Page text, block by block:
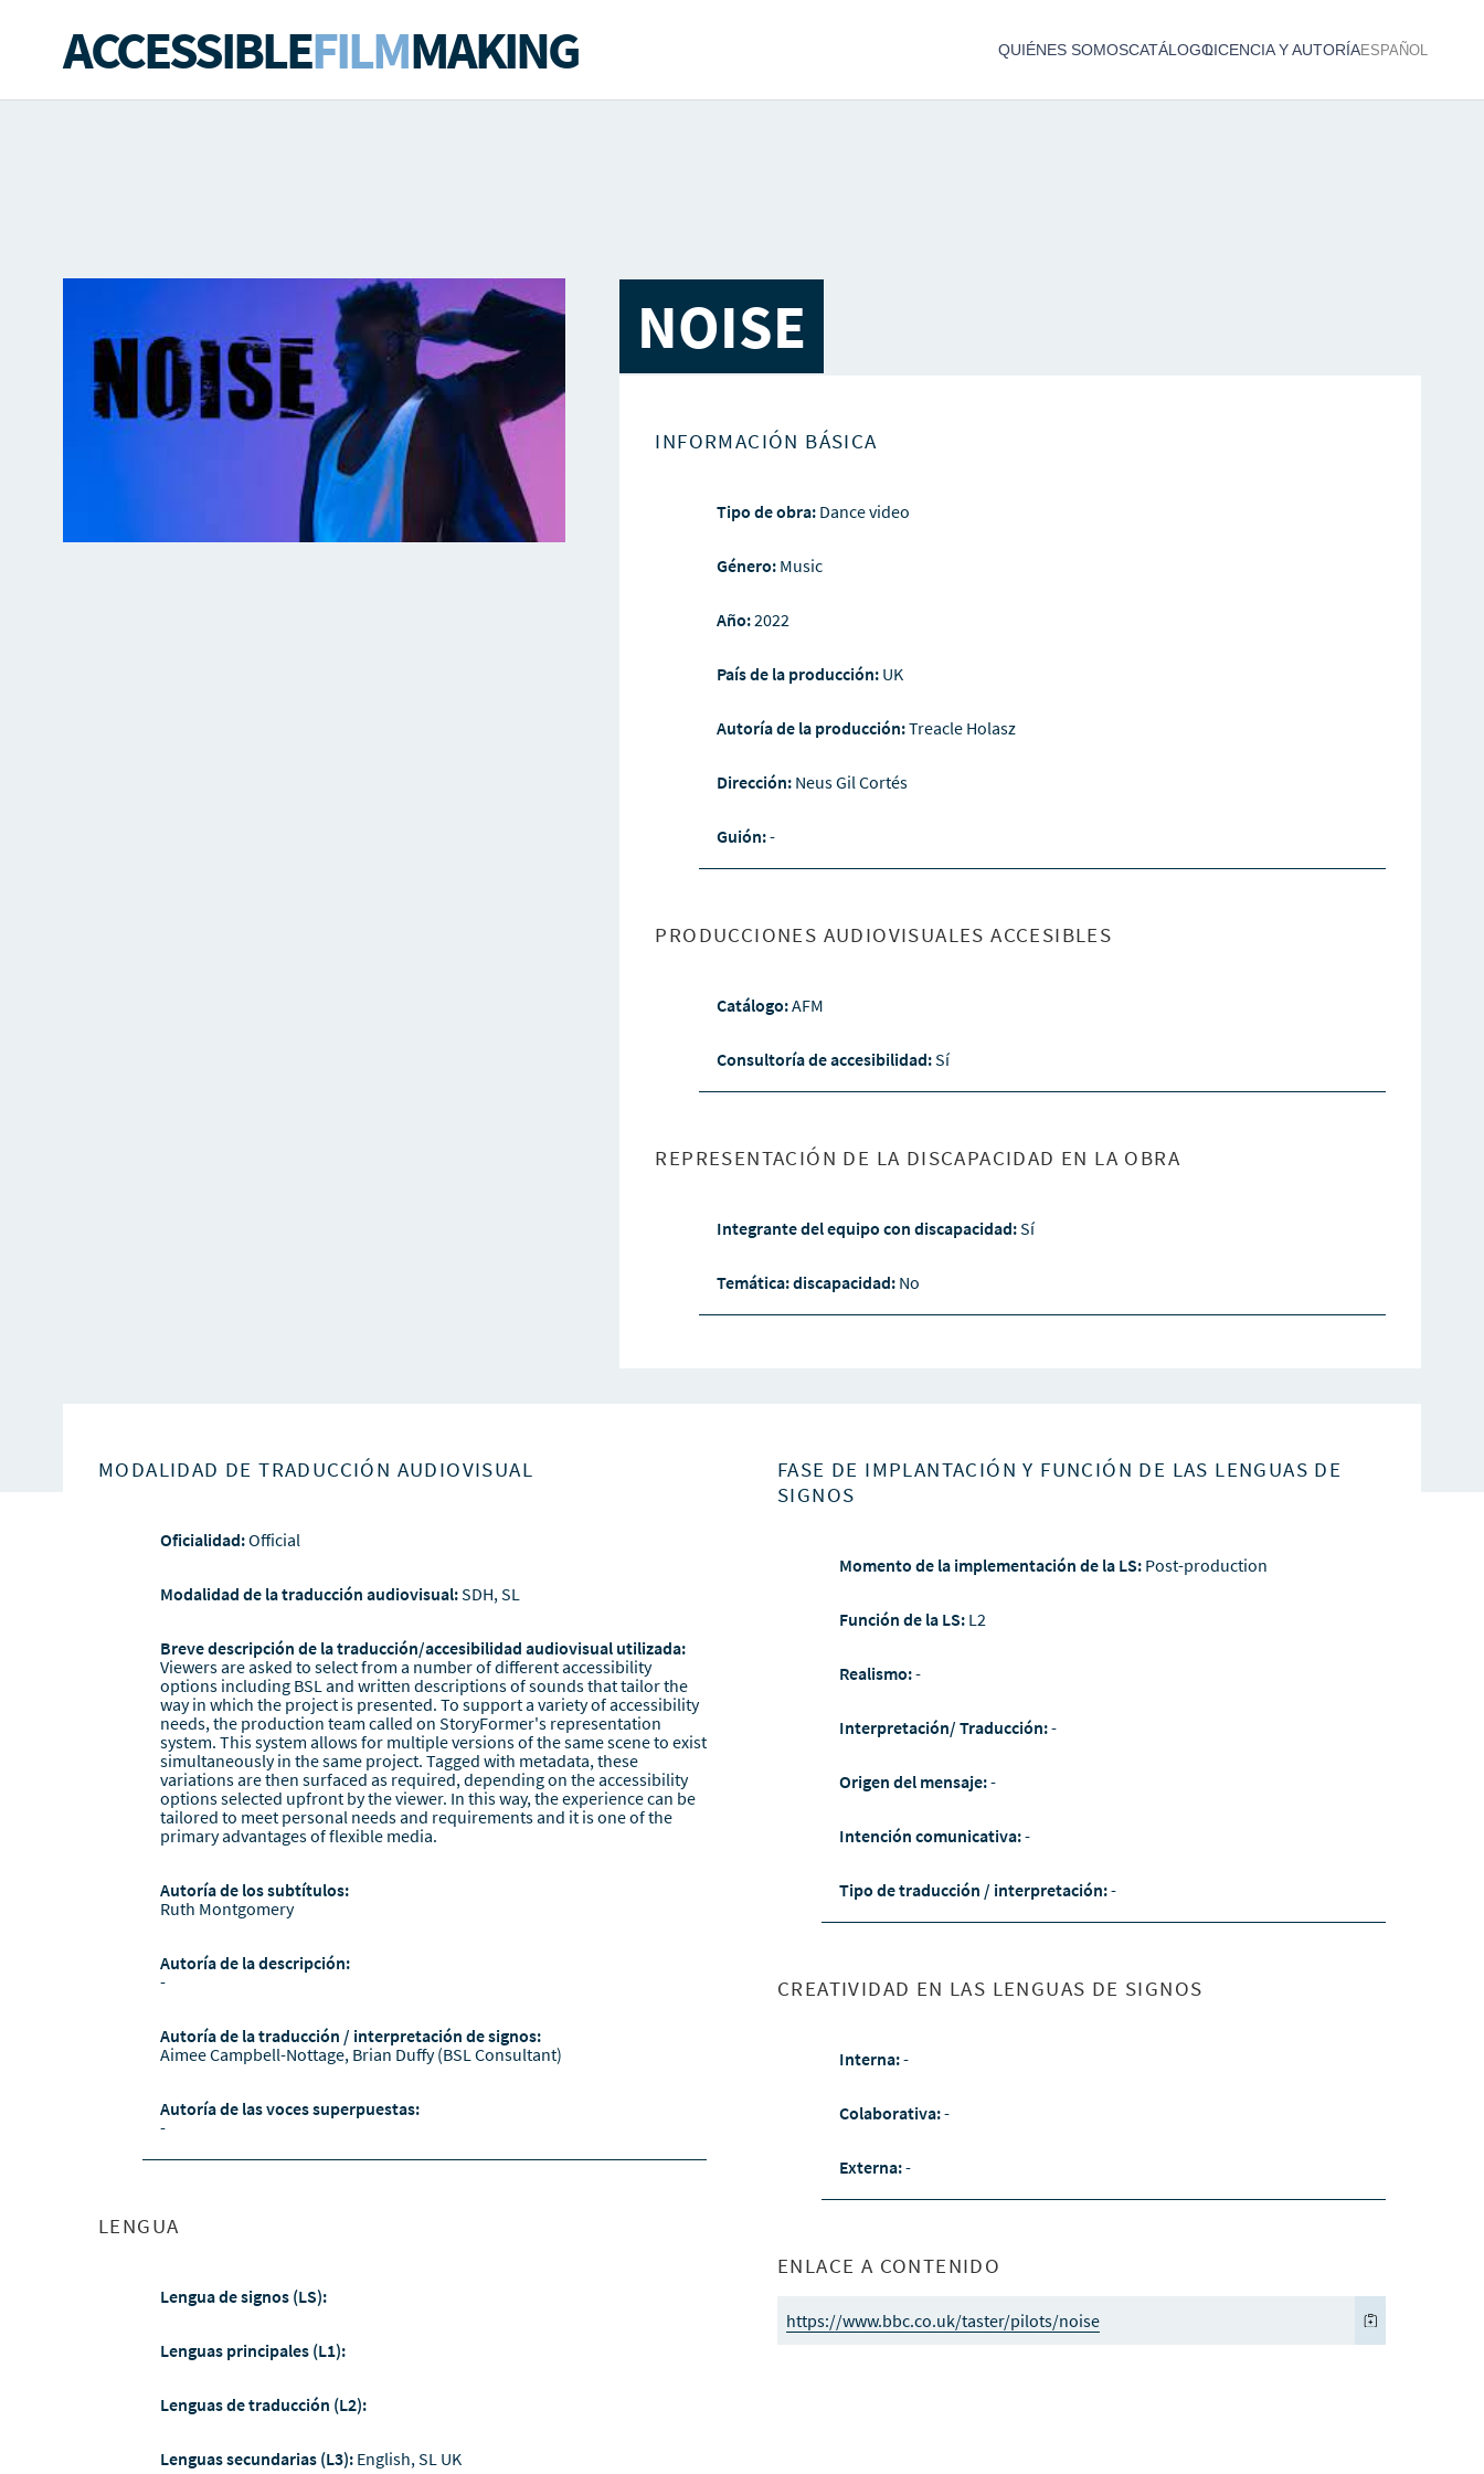
ACCESSIBLEFILMMAKING QUIÉNES SOMOSCATÁLOGOLICENCIA Y AUTORÍAESPAÑOL
NOISE
INFORMACIÓN BÁSICA
Tipo de obra: Dance video
Género: Music
Año:2022
País de la producción: UK
Autoría de la producción:Treacle Holasz
Dirección: Neus Gil Cortés
Guión:-
PRODUCCIONES AUDIOVISUALES ACCESIBLES
Catálogo:AFM
Consultoría de accesibilidad:Sí
REPRESENTACIÓN DE LA DISCAPACIDAD EN LA OBRA
Integrante del equipo con discapacidad:Sí
Temática: discapacidad: No
MODALIDAD DE TRADUCCIÓN AUDIOVISUAL
Oficialidad:Official
Modalidad de la traducción audiovisual:SDH, SL
Breve descripción de la traducción/accesibilidad audiovisual utilizada:
Viewers are asked to select from a number of different accessibility
options including BSL and written descriptions of sounds that tailor the
way in which the project is presented. To support a variety of accessibility
needs, the production team called on StoryFormer's representation
system. This system allows for multiple versions of the same scene to exist
simultaneously in the same project. Tagged with metadata, these
variations are then surfaced as required, depending on the accessibility
options selected upfront by the viewer. In this way, the experience can be
tailored to meet personal needs and requirements and it is one of the
primary advantages of flexible media.
Autoría de los subtítulos:
Ruth Montgomery
Autoría de la descripción:
-
Autoría de la traducción / interpretación de signos:
Aimee Campbell-Nottage, Brian Duffy (BSL Consultant)
Autoría de las voces superpuestas:
-
LENGUA
Lengua de signos (LS):
Lenguas principales (L1):
Lenguas de traducción (L2):
Lenguas secundarias (L3): English, SL UK
FASE DE IMPLANTACIÓN Y FUNCIÓN DE LAS LENGUAS DE
SIGNOS
Momento de la implementación de la LS: Post-production
Función de la LS: L2
Realismo:-
Interpretación/ Traducción:-
Origen del mensaje:-
Intención comunicativa:-
Tipo de traducción / interpretación:-
CREATIVIDAD EN LAS LENGUAS DE SIGNOS
Interna:-
Colaborativa:-
Externa:-
ENLACE A CONTENIDO
https://www.bbc.co.uk/taster/pilots/noise